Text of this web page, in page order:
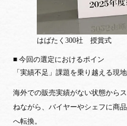
はばたく300社 授賞式
■ 今回の選定におけるポイン
「実績不足」課題を乗り越える現
海外での販売実績がない状態から
ねながら、バイヤーやシェフに商
へ転換。